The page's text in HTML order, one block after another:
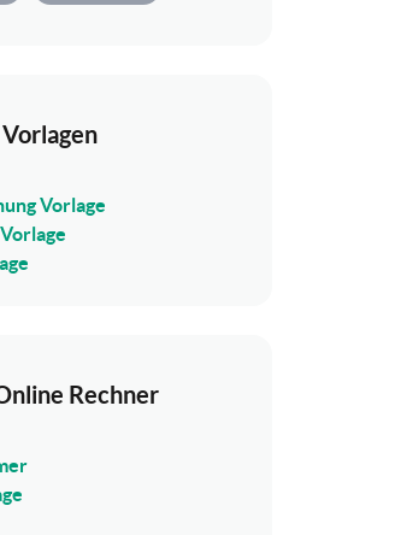
Vorlage
Rechner